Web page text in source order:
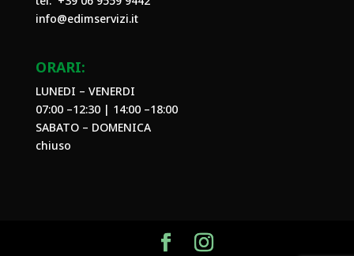
info@edimservizi.it
ORARI:
LUNEDI – VENERDI
07:00 –12:30 | 14:00 –18:00
SABATO – DOMENICA
chiuso